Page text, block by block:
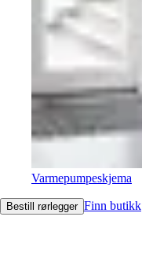
Varmepumpeskjema
Bestill rørlegger Finn butikk